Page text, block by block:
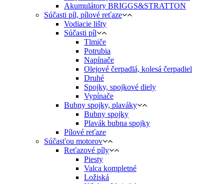
Akumulátory BRIGGS&STRATTON
Súčasti píl, pílové reťaze
Vodiacie lišty
Súčasti píl
Tlmiče
Potrubia
Napínače
Olejové čerpadlá, kolesá čerpadiel
Druhé
Spojky, spojkové diely
Vypínače
Bubny spojky, plaváky
Bubny spojky
Plavák bubna spojky
Pílové reťaze
Súčasťou motorov
Reťazové píly
Piesty
Valca kompletné
Ložiská